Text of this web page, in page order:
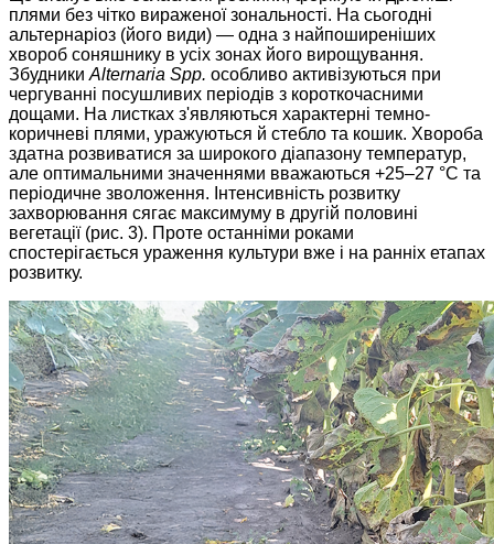
плями без чітко вираженої зональності. На сьогодні
альтернаріоз (його види) — одна з найпоширеніших
хвороб соняшнику в усіх зонах його вирощування.
Збудники Alternaria Spp. особливо активізуються при
чергуванні посушливих періодів з короткочасними
дощами. На листках з'являються характерні темно-
коричневі плями, уражуються й стебло та кошик. Хвороба
здатна розвиватися за широкого діапазону температур,
але оптимальними значеннями вважаються +25–27 °С та
періодичне зволоження. Інтенсивність розвитку
захворювання сягає максимуму в другій половині
вегетації (рис. 3). Проте останніми роками
спостерігається ураження культури вже і на ранніх етапах
розвитку.